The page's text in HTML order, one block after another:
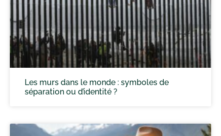
Les murs dans le monde : symboles de
séparation ou d’identité ?